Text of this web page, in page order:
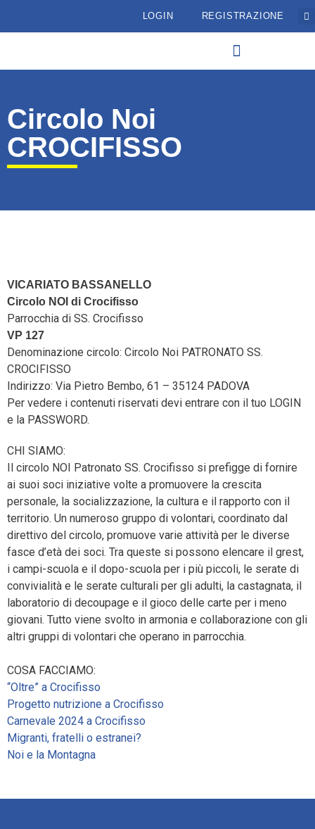
LOGIN REGISTRAZIONE
Circolo Noi
CROCIFISSO
VICARIATO BASSANELLO
Circolo NOI di Crocifisso
Parrocchia di SS. Crocifisso
VP 127
Denominazione circolo: Circolo Noi PATRONATO SS.
CROCIFISSO
Indirizzo: Via Pietro Bembo, 61 – 35124 PADOVA
Per vedere i contenuti riservati devi entrare con il tuo LOGIN
e la PASSWORD.
CHI SIAMO:
Il circolo NOI Patronato SS. Crocifisso si prefigge di fornire
ai suoi soci iniziative volte a promuovere la crescita
personale, la socializzazione, la cultura e il rapporto con il
territorio. Un numeroso gruppo di volontari, coordinato dal
direttivo del circolo, promuove varie attività per le diverse
fasce d’età dei soci. Tra queste si possono elencare il grest,
i campi-scuola e il dopo-scuola per i più piccoli, le serate di
convivialità e le serate culturali per gli adulti, la castagnata, il
laboratorio di decoupage e il gioco delle carte per i meno
giovani. Tutto viene svolto in armonia e collaborazione con gli
altri gruppi di volontari che operano in parrocchia.
COSA FACCIAMO:
“Oltre” a Crocifisso
Progetto nutrizione a Crocifisso
Carnevale 2024 a Crocifisso
Migranti, fratelli o estranei?
Noi e la Montagna